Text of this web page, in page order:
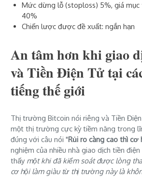
Mức dừng lỗ (stoploss) 5%, giá
40%
Chiến lược được đề xuất: ngắn hạn
An tâm hơn khi giao
và Tiền Điện Tử tại
tiếng thế giới
Thị trường Bitcoin nói riêng và Tiền
một thị trường cực kỳ tiềm năng trong
đúng với câu nói "Rủi ro càng cao thì cơ
nghiệm của nhiều nhà giao dịch tiền
thấy một khi đã kiểm soát được lòng
cơ hội làm giàu từ thị trường này là